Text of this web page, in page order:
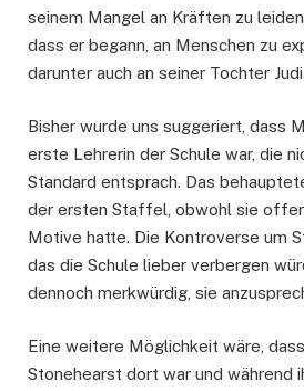
seinem Mangel an Kräften zu
dass er begann, an Menschen zu
darunter auch an seiner Tochter Judi.
Bisher wurde uns suggeriert, dass
erste Lehrerin der Schule war, die
Standard entsprach. Das
der ersten Staffel, obwohl sie
Motive hatte. Die Kontroverse um
das die Schule lieber verbergen
dennoch merkwürdig, sie
Eine weitere Möglichkeit wäre,
Stonehearst dort war und während